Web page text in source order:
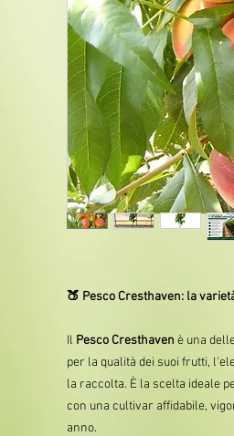
🍑 Pesco Cresthaven: la
Il Pesco Cresthaven è una
per la qualità dei suoi frutti,
la raccolta. È la scelta ideale
con una cultivar affidabile,
anno.